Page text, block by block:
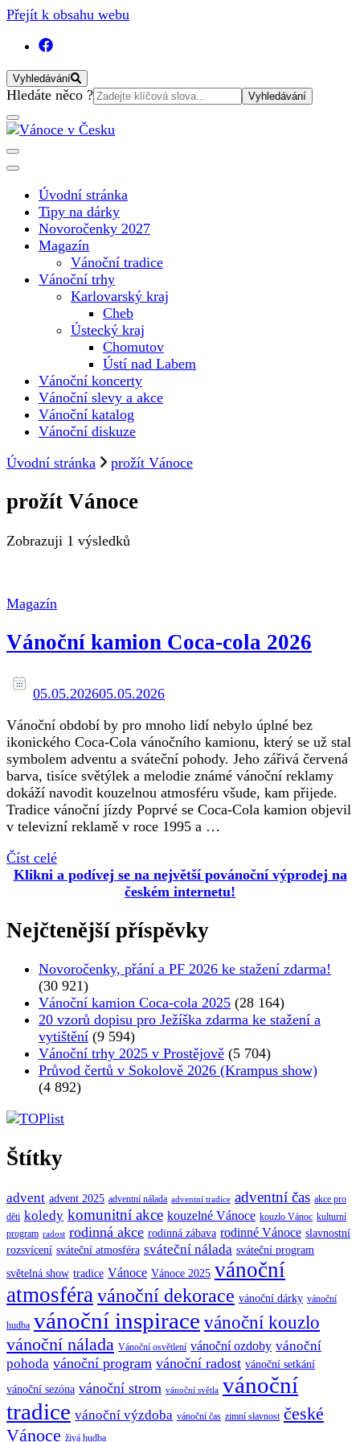
Přejít k obsahu webu
Vyhledávání
Vyhledat:
Hledáte něco ?
Vánoce v Česku
nejkrásnějším svátku v roce v České republice
Úvodní stránka
Tipy na dárky
Novoročenky 2027
Magazín
Vánoční tradice
Vánoční trhy
Karlovarský kraj
Cheb
Ústecký kraj
Chomutov
Ústí nad Labem
Vánoční koncerty
Vánoční slevy a akce
Vánoční katalog
Vánoční diskuze
Úvodní stránka
prožít Vánoce
prožít Vánoce
Zobrazuji 1 výsledků
Magazín
Vánoční kamion Coca-cola 2026
05.05.202605.05.2026
Vánoční období by pro mnoho lidí nebylo úplné bez
ikonického Coca-Cola vánočního kamionu, který se už stal
symbolem adventu a sváteční pohody. Jeho zářivá červená
barva, tisíce světýlek a melodie známé vánoční reklamy
dokáží navodit kouzelnou atmosféru všude, kam přijede.
Tradice vánoční jízdy Poprvé se Coca-Cola kamion objevil
v televizní reklamě v roce 1995 a …
Číst celé
Klikni a podívej se na největší povánoční výprodej na
českém internetu!
Nejčtenější příspěvky
Novoročenky, přání a PF 2026 ke stažení zdarma!
(30 921)
Vánoční kamion Coca-cola 2025 (28 164)
20 vzorů dopisu pro Ježíška zdarma ke stažení a
vytištění (9 594)
Vánoční trhy 2025 v Prostějově (5 704)
Průvod čertů v Sokolově 2026 (Krampus show)
(4 892)
Štítky
advent advent 2025 adventní nálada adventní tradice adventní čas akce pro
děti koledy komunitní akce kouzelné Vánoce kouzlo Vánoc kulturní
program radost rodinná akce rodinná zábava rodinné Vánoce slavnostní
rozsvícení sváteční atmosféra sváteční nálada sváteční program
světelná show tradice Vánoce Vánoce 2025 vánoční
atmosféravánoční dekorace vánoční dárky vánoční
hudba vánoční inspirace vánoční kouzlo
vánoční nálada Vánoční osvětlení vánoční ozdoby vánoční
pohoda vánoční program vánoční radost vánoční setkání
vánoční sezóna vánoční strom vánoční světla vánoční
tradice vánoční výzdoba vánoční čas zimní slavnost české
Vánoce živá hudba